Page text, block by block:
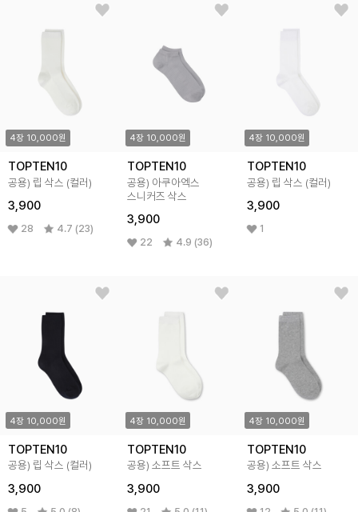
4장 10,000원
TOPTEN10
공용) 립 삭스 (컬러)
3,900
28 4.7 (23)
4장 10,000원
TOPTEN10
공용) 아쿠아엑스
스니커즈 삭스
3,900
22 4.9 (36)
4장 10,000원
TOPTEN10
공용) 립 삭스 (컬러)
3,900
1
4장 10,000원
TOPTEN10
공용) 립 삭스 (컬러)
3,900
4장 10,000원
TOPTEN10
공용) 소프트 삭스
3,900
4장 10,000원
TOPTEN10
공용) 소프트 삭스
3,900